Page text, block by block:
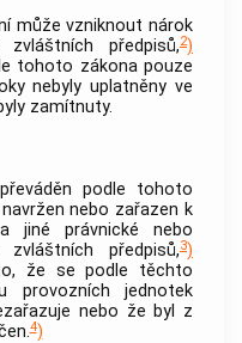
může vzniknout nárok
předpisů,2)
tohoto zákona pouze
nebyly uplatněny ve
zamítnuty.
podle tohoto
nebo zařazen k
jiné právnické nebo
předpisů,3)
že se podle těchto
provozních jednotek
nebo že byl z
4)